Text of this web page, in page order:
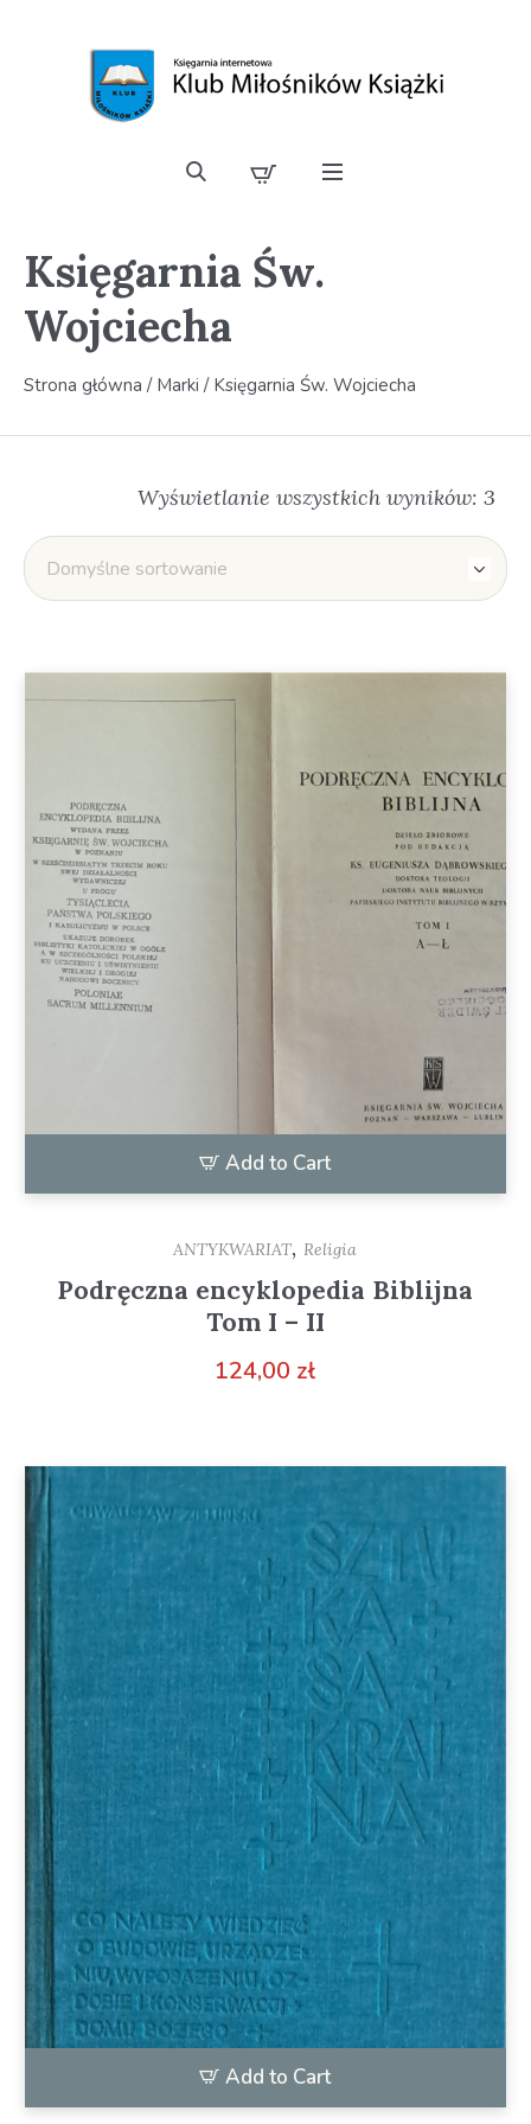
Księgarnia Św.
Wojciecha
Strona główna / Marki / Księgarnia Św. Wojciecha
Wyświetlanie wszystkich wyników: 3
Add to Cart
ANTYKWARIAT, Religia
Podręczna encyklopedia Biblijna
Tom I – II
124,00 zł
Add to Cart